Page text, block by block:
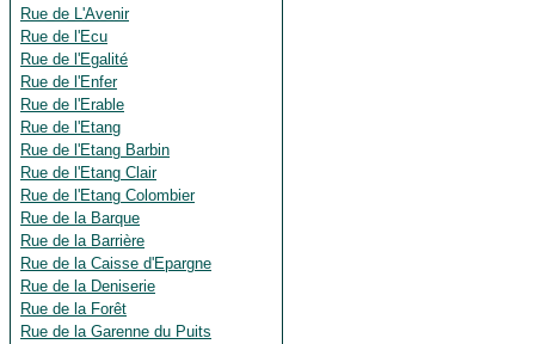
Rue de L'Avenir
Rue de l'Ecu
Rue de l'Egalité
Rue de l'Enfer
Rue de l'Erable
Rue de l'Etang
Rue de l'Etang Barbin
Rue de l'Etang Clair
Rue de l'Etang Colombier
Rue de la Barque
Rue de la Barrière
Rue de la Caisse d'Epargne
Rue de la Deniserie
Rue de la Forêt
Rue de la Garenne du Puits